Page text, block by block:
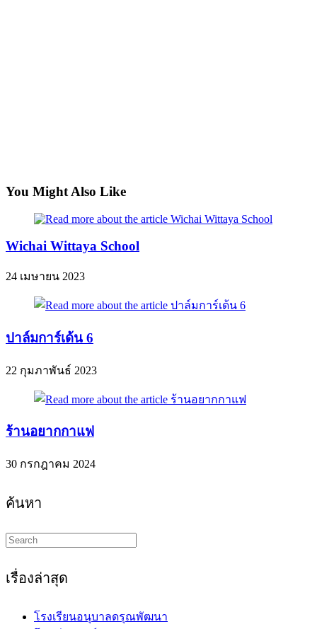
You Might Also Like
Wichai Wittaya School
24 เมษายน 2023
ปาล์มการ์เด้น 6
22 กุมภาพันธ์ 2023
ร้านอยากกาแฟ
30 กรกฎาคม 2024
ค้นหา
Search
this
เรื่องล่าสุด
โรงเรียนอนุบาลดรุณพัฒนา